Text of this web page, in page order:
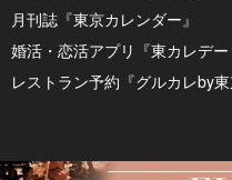
月刊誌『東京カレンダー』
婚活・恋活アプリ『東カレデー
レストラン予約『グルカレby東